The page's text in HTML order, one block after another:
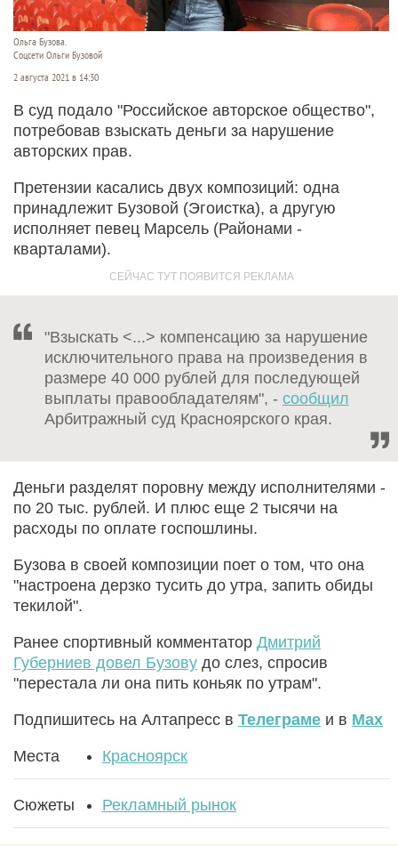
Ольга Бузова.
Соцсети Ольги Бузовой
2 августа 2021 в 14:30
В суд подало "Российское авторское общество",
потребовав взыскать деньги за нарушение
авторских прав.
Претензии касались двух композиций: одна
принадлежит Бузовой (Эгоистка), а другую
исполняет певец Марсель (Районами -
кварталами).
"Взыскать <...> компенсацию за нарушение
исключительного права на произведения в
размере 40 000 рублей для последующей
выплаты правообладателям", - сообщил
Арбитражный суд Красноярского края.
Деньги разделят поровну между исполнителями -
по 20 тыс. рублей. И плюс еще 2 тысячи на
расходы по оплате госпошлины.
Бузова в своей композиции поет о том, что она
"настроена дерзко тусить до утра, запить обиды
текилой".
Ранее спортивный комментатор Дмитрий
Губерниев довел Бузову до слез, спросив
"перестала ли она пить коньяк по утрам".
Подпишитесь на Алтапресс в Телеграме и в Max
Места Красноярск
Сюжеты Рекламный рынок